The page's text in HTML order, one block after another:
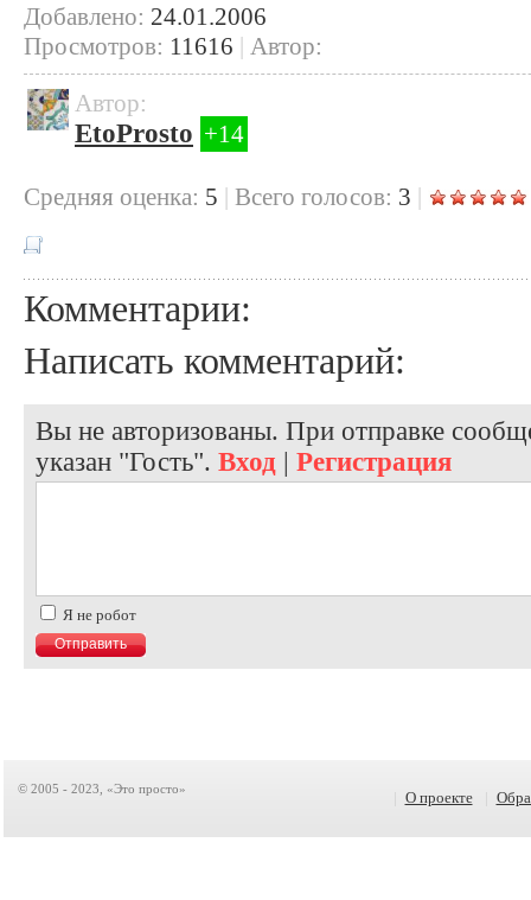
Добавлено: 24.01.2006
Просмотров: 11616 | Автор:
Автор:
EtoProsto +14
Cредняя оценка: 5 | Всего голосов: 3 |
Комментарии:
Написать комментарий:
Вы не авторизованы. При отправке
указан "Гость". Вход | Регистрация
Я не робот
© 2005 - 2023, «Это просто» О проекте